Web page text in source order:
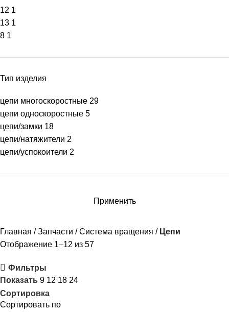
12 1
13 1
8 1
Тип изделия
цепи многоскоростные 29
цепи односкоростные 5
цепи/замки 18
цепи/натяжители 2
цепи/успокоители 2
Применить
Главная Запчасти Система вращения
Цепи
Отображение 1–12 из 57
Фильтры
Показать 9 12 18 24
Сортировка
Сортировать по